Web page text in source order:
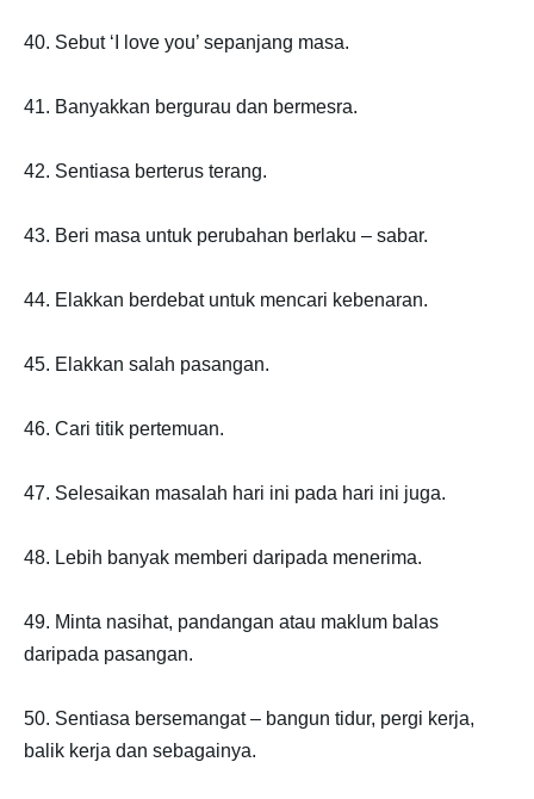
40. Sebut ‘I love you’ sepanjang masa.
41. Banyakkan bergurau dan bermesra.
42. Sentiasa berterus terang.
43. Beri masa untuk perubahan berlaku – sabar.
44. Elakkan berdebat untuk mencari kebenaran.
45. Elakkan salah pasangan.
46. Cari titik pertemuan.
47. Selesaikan masalah hari ini pada hari ini juga.
48. Lebih banyak memberi daripada menerima.
49. Minta nasihat, pandangan atau maklum balas
daripada pasangan.
50. Sentiasa bersemangat – bangun tidur, pergi kerja,
balik kerja dan sebagainya.